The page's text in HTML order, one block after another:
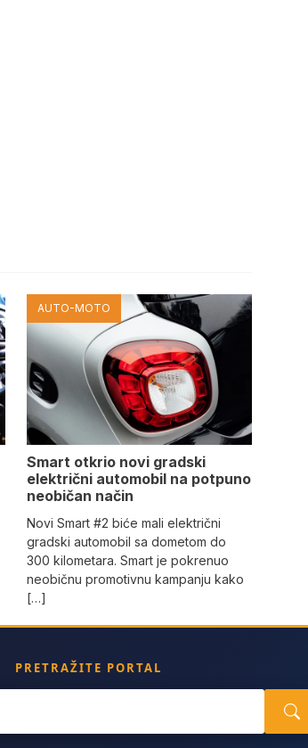
AUTO-MOTO
Smart otkrio novi gradski
električni automobil na potpuno
neobičan način
Novi Smart #2 biće mali električni
gradski automobil sa dometom do
300 kilometara. Smart je pokrenuo
neobičnu promotivnu kampanju kako
[…]
PRETRAŽITE PORTAL